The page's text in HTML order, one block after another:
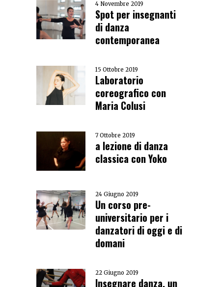
4 Novembre 2019
Spot per insegnanti
di danza
contemporanea
15 Ottobre 2019
Laboratorio
coreografico con
Maria Colusi
7 Ottobre 2019
a lezione di danza
classica con Yoko
24 Giugno 2019
Un corso pre-
universitario per i
danzatori di oggi e di
domani
22 Giugno 2019
Insegnare danza, un